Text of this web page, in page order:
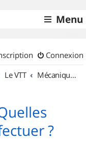
Menu
Connexion
Le VTT Mécanique et Entretiens
?